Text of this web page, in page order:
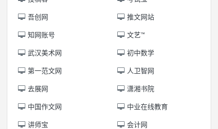
吾创网 推文网站
知网账号 文艺™
武汉美术网 初中数学
第一范文网 人卫智网
去展网 潇湘书院
中国作文网 中业在线教育
讲师宝 会计网